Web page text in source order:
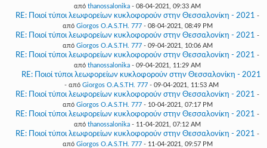
από thanossalonika - 08-04-2021, 09:33 AM
RE: Ποιοί τύποι λεωφορείων κυκλοφορούν στην Θεσσαλονίκη - 2021 -
από Giorgos O.A.S.TH. 777- 08-04-2021, 08:49 PM
RE: Ποιοί τύποι λεωφορείων κυκλοφορούν στην Θεσσαλονίκη - 2021 -
από Giorgos O.A.S.TH. 777- 09-04-2021, 10:06 AM
RE: Ποιοί τύποι λεωφορείων κυκλοφορούν στην Θεσσαλονίκη - 2021 -
από thanossalonika - 09-04-2021, 11:29 AM
RE: Ποιοί τύποι λεωφορείων κυκλοφορούν στην Θεσσαλονίκη - 2021
- από Giorgos O.A.S.TH. 777- 09-04-2021, 11:53 AM
RE: Ποιοί τύποι λεωφορείων κυκλοφορούν στην Θεσσαλονίκη - 2021 -
από Giorgos O.A.S.TH. 777- 10-04-2021, 07:17 PM
RE: Ποιοί τύποι λεωφορείων κυκλοφορούν στην Θεσσαλονίκη - 2021 -
από thanossalonika - 11-04-2021, 07:12 AM
RE: Ποιοί τύποι λεωφορείων κυκλοφορούν στην Θεσσαλονίκη - 2021 -
από Giorgos O.A.S.TH. 777- 11-04-2021, 09:57 PM